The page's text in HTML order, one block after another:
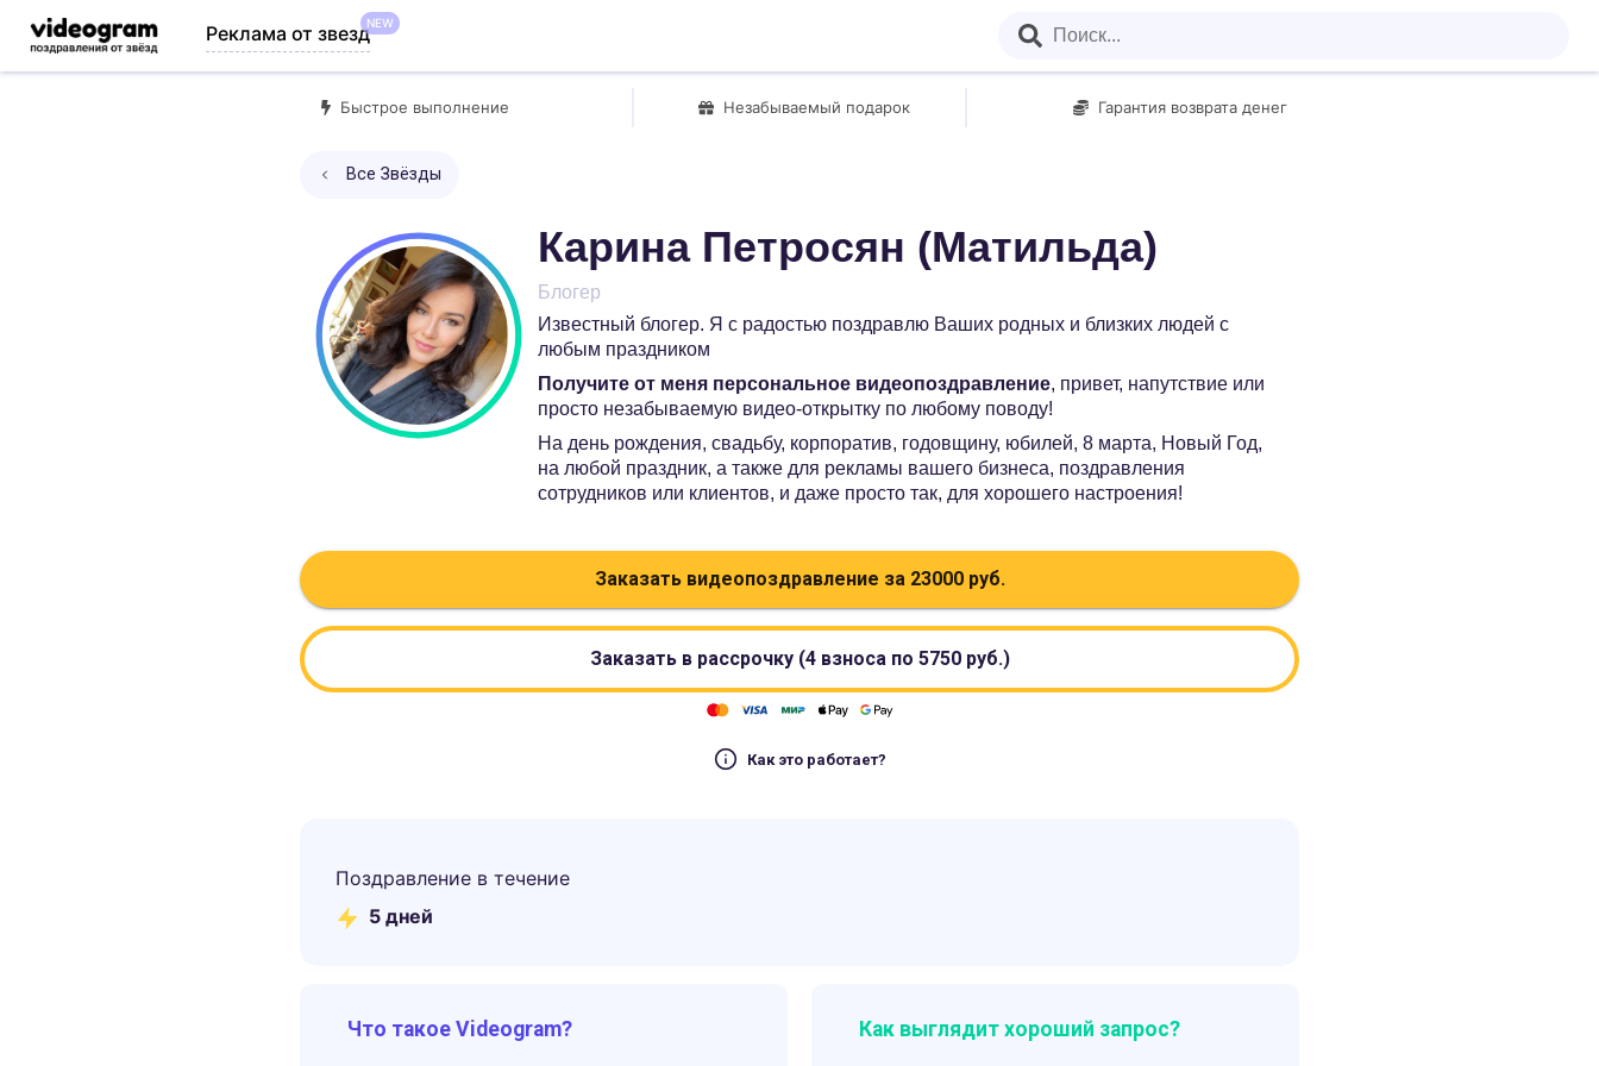
Реклама от звездNEW
Быстрое выполнение Незабываемый подарок Гарантия возврата денег
Все Звёзды
Карина Петросян (Матильда)
Блогер
Известный блогер. Я с радостью поздравлю Ваших родных и близких людей с
любым праздником
Получите от меня персональное видеопоздравление, привет, напутствие или
просто незабываемую видео-открытку по любому поводу!
На день рождения, свадьбу, корпоратив, годовщину, юбилей, 8 марта, Новый Год,
на любой праздник, а также для рекламы вашего бизнеса, поздравления
сотрудников или клиентов, и даже просто так, для хорошего настроения!
Заказать видеопоздравление за 23000руб.
Заказать в рассрочку (4 взноса по 5750руб.)
Как это работает?
Поздравление в течение
5 дней
Что такое Videogram? Как выглядит хороший запрос?